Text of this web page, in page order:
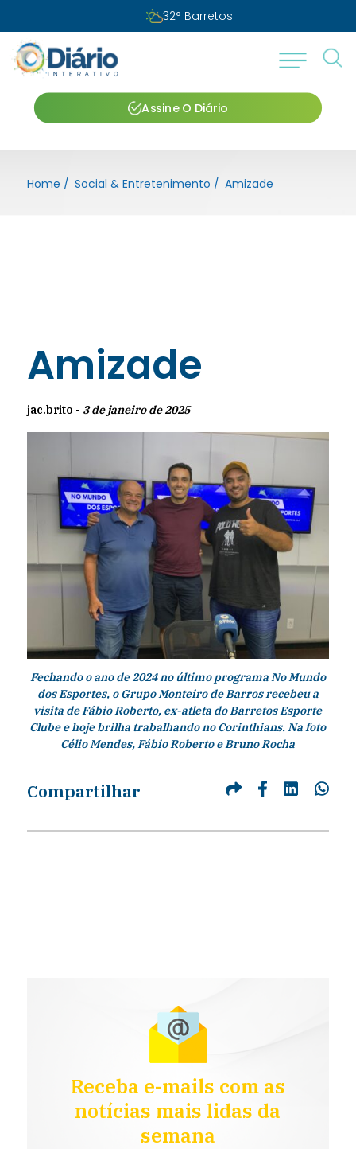
32° Barretos
Assine O Diário
Home / Social & Entretenimento / Amizade
Amizade
jac.brito - 3 de janeiro de 2025
Fechando o ano de 2024 no último programa No Mundo
dos Esportes, o Grupo Monteiro de Barros recebeu a
visita de Fábio Roberto, ex-atleta do Barretos Esporte
Clube e hoje brilha trabalhando no Corinthians. Na foto
Célio Mendes, Fábio Roberto e Bruno Rocha
Compartilhar
Receba e-mails com as
notícias mais lidas da
semana